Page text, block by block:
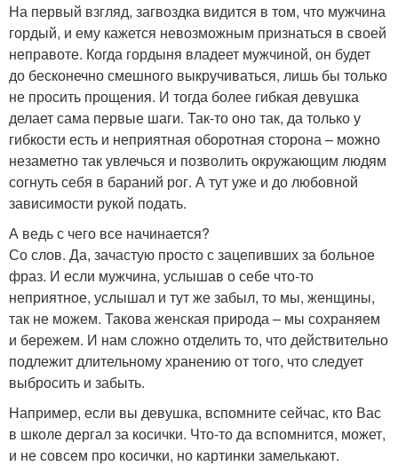
На первый взгляд, загвоздка видится в том, что мужчина
гордый, и ему кажется невозможным признаться в своей
неправоте. Когда гордыня владеет мужчиной, он будет
до бесконечно смешного выкручиваться, лишь бы только
не просить прощения. И тогда более гибкая девушка
делает сама первые шаги. Так-то оно так, да только у
гибкости есть и неприятная оборотная сторона – можно
незаметно так увлечься и позволить окружающим людям
согнуть себя в бараний рог. А тут уже и до любовной
зависимости рукой подать.
А ведь с чего все начинается?
Со слов. Да, зачастую просто с зацепивших за больное
фраз. И если мужчина, услышав о себе что-то
неприятное, услышал и тут же забыл, то мы, женщины,
так не можем. Такова женская природа – мы сохраняем
и бережем. И нам сложно отделить то, что действительно
подлежит длительному хранению от того, что следует
выбросить и забыть.
Например, если вы девушка, вспомните сейчас, кто Вас
в школе дергал за косички. Что-то да вспомнится, может,
и не совсем про косички, но картинки замелькают.